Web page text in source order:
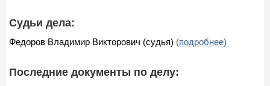
Судьи дела:
Федоров Владимир Викторович (судья) (подробнее)
Последние документы по делу: